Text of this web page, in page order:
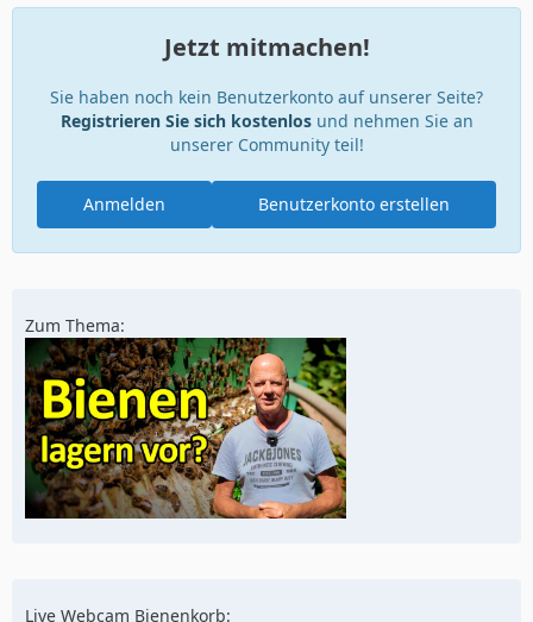
Jetzt mitmachen!
Sie haben noch kein Benutzerkonto auf unserer Seite?
Registrieren Sie sich kostenlosund nehmen Sie an
unserer Community teil!
Benutzerkonto erstellen
Anmelden
Zum Thema:
Live Webcam Bienenkorb: